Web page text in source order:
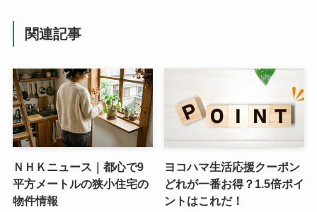
関連記事
ＮＨＫニュース｜都心で9
平方メートルの狭小住宅の
物件情報
ヨコハマ生活応援クーポン
どれが一番お得？1.5倍ポイ
ントはこれだ！